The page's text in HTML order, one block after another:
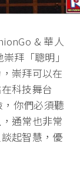
& 華人
拜「聰明」
崇拜可以在
科技舞台
你們必須聽
通常也非常
起智慧， 優